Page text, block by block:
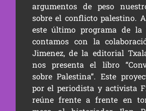
argumentos de peso
sobre el conflicto palestino.
este último programa de la
contamos con la
Jimenez, de la editorial
nos presenta el libro
sobre Palestina”. Este
por el periodista y activista
reúne frente a frente en